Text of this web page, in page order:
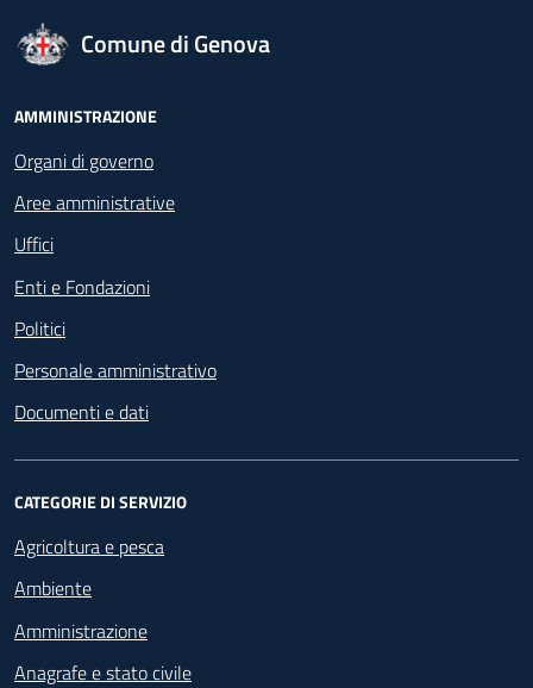
logo Unione Europea
Comune di Genova
Footer - Navigazione
AMMINISTRAZIONE
Organi di governo
Aree amministrative
Uffici
Enti e Fondazioni
Politici
Personale amministrativo
Documenti e dati
CATEGORIE DI SERVIZIO
Agricoltura e pesca
Ambiente
Amministrazione
Anagrafe e stato civile